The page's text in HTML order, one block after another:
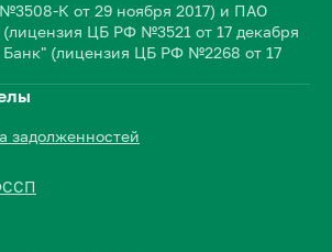
К от 29 ноября 2017) и ПАО
ЦБ РФ №3521 от 17 декабря
(лицензия ЦБ РФ №2268 от 17
задолженностей